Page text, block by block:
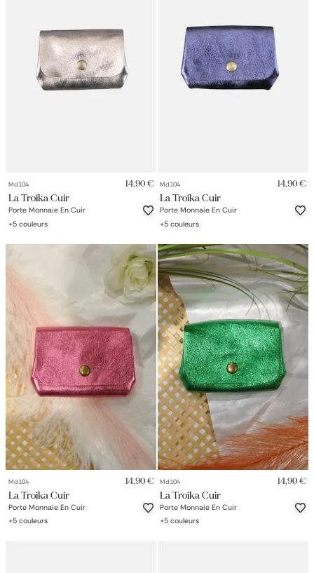
Md104 14,90 €
La Troika Cuir
Porte Monnaie En Cuir
+5 couleurs
Md104 14,90 €
La Troika Cuir
Porte Monnaie En Cuir
+5 couleurs
Md104 14,90 €
La Troika Cuir
Porte Monnaie En Cuir
+5 couleurs
Md104 14,90 €
La Troika Cuir
Porte Monnaie En Cuir
+5 couleurs